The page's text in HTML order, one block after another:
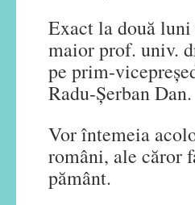
Exact la două
maior prof. univ.
pe prim-
Radu-Şerban Dan.
Vor întemeia
români, ale căror
pământ.